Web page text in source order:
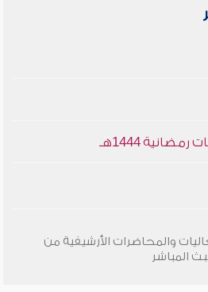
1444هـ
والمحاضرات الأرشيفية من
المباشر